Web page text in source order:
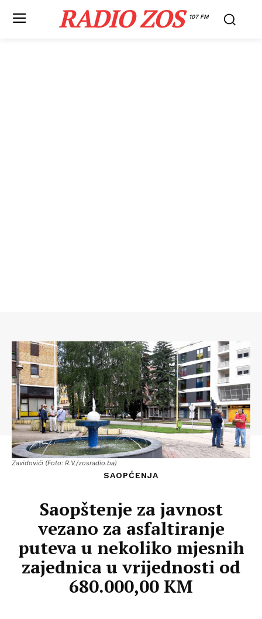
RADIO ZOS 107 FM
Zavidovići (Foto: R.V./zosradio.ba)
SAOPĆENJA
Saopštenje za javnost
vezano za asfaltiranje
puteva u nekoliko mjesnih
zajednica u vrijednosti od
680.000,00 KM